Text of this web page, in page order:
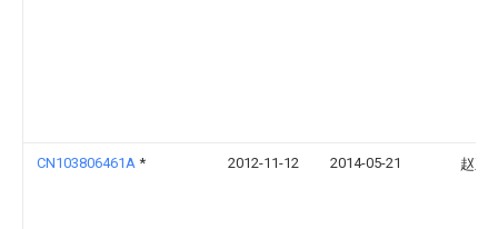
CN103806461A * 2012-11-12 2014-05-21 赵正